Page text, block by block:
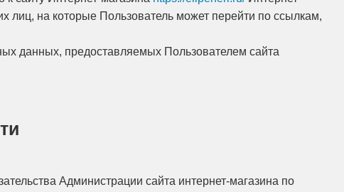
лиц, на которые Пользователь может перейти по ссылкам,
данных, предоставляемых Пользователем сайта
Администрации сайта интернет-магазина по